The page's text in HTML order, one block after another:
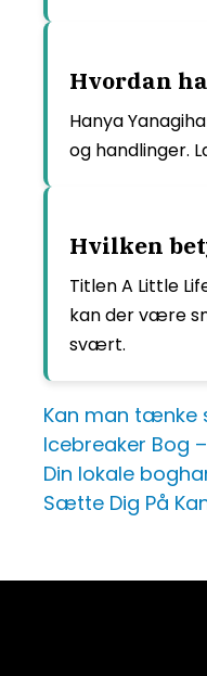
Hvordan
Hanya
og handlinger.
Hvilken
Titlen A Little
kan der være
svært.
Kan man tænke
Icebreaker Bog
Din lokale
Sætte Dig På